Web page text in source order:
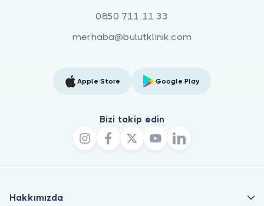
0850 711 11 33
merhaba@bulutklinik.com
Apple Store Google Play
Bizi takip edin
Hakkımızda